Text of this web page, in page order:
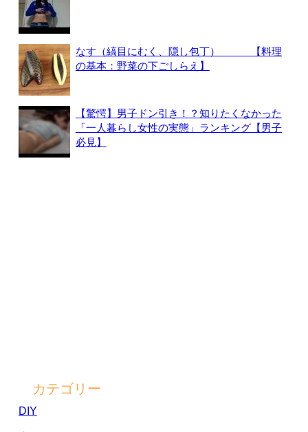
なす（縞目にむく、隠し包丁） 【料理
の基本：野菜の下ごしらえ】
【驚愕】男子ドン引き！？知りたくなかった
「一人暮らし女性の実態」ランキング【男子
必見】
カテゴリー
DIY